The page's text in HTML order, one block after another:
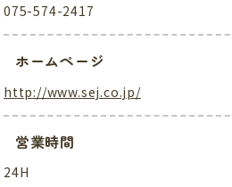
075-574-2417
ホームページ
http://www.sej.co.jp/
営業時間
24H